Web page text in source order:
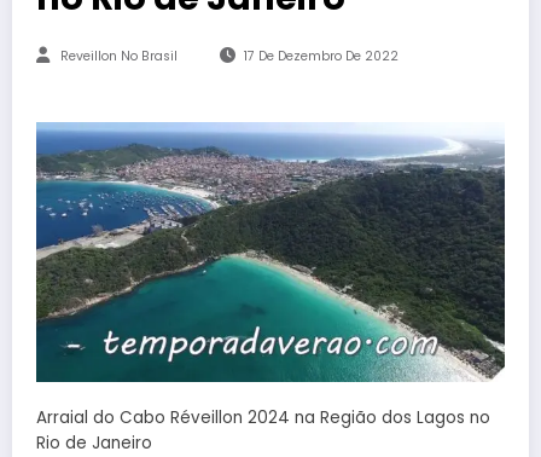
Reveillon No Brasil 17 De Dezembro De 2022
Arraial do Cabo Réveillon 2024 na Região dos Lagos no
Rio de Janeiro